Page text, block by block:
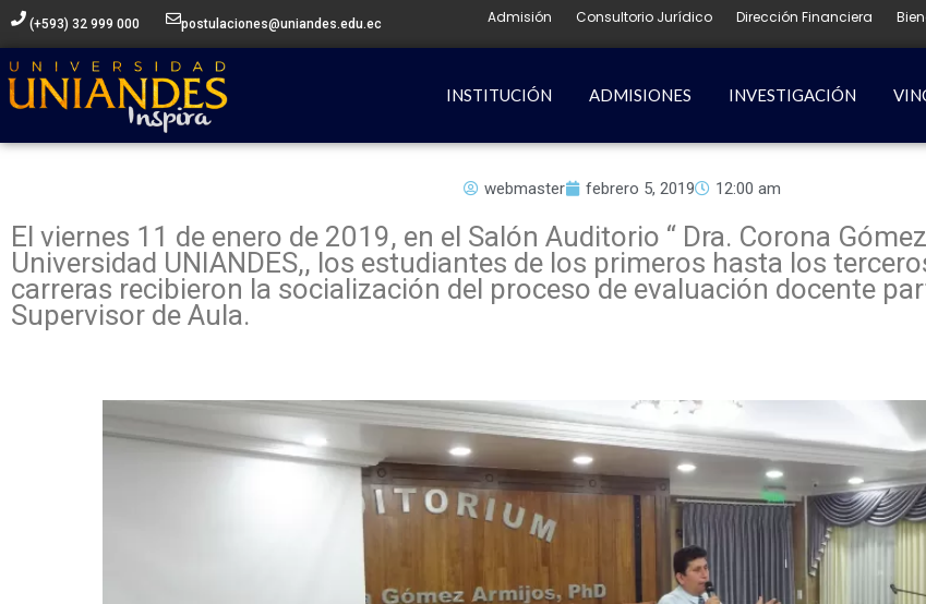
contenido
(+593) 32 999 000 postulaciones@uniandes.edu.ec Admisión Consultorio Jurídico Dirección Financiera
INSTITUCIÓN ADMISIONES INVESTIGACIÓN
webmaster febrero 5, 2019 12:00 am
El viernes 11 de enero de 2019, en el Salón Auditorio “ Dra. Corona
Universidad UNIANDES,, los estudiantes de los primeros hasta los
carreras recibieron la socialización del proceso de evaluación docente
Supervisor de Aula.